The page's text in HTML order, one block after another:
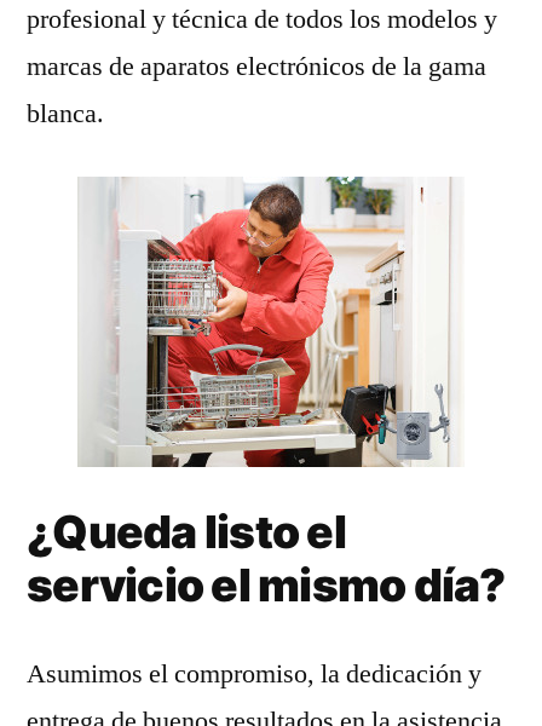
profesional y técnica de todos los modelos y
marcas de aparatos electrónicos de la gama
blanca.
¿Queda listo el
servicio el mismo día?
Asumimos el compromiso, la dedicación y